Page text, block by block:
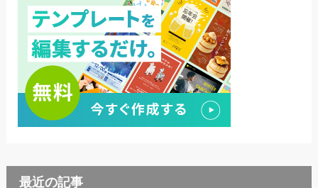
最近の記事